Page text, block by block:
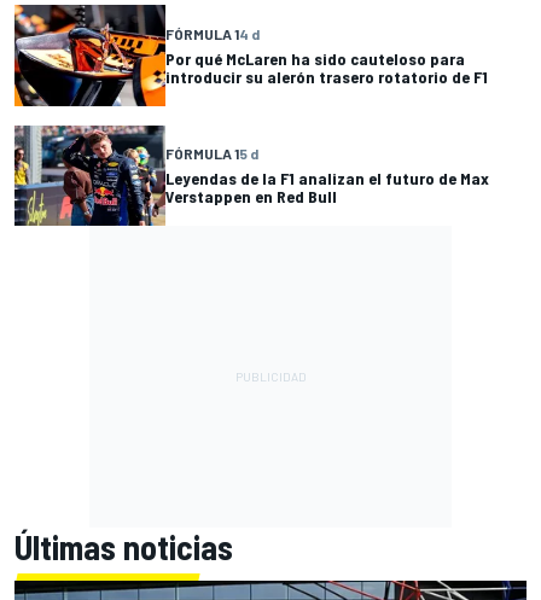
FÓRMULA 14 d
Por qué McLaren ha sido cauteloso para
introducir su alerón trasero rotatorio de F1
FÓRMULA 15 d
Leyendas de la F1 analizan el futuro de Max
Verstappen en Red Bull
Últimas noticias